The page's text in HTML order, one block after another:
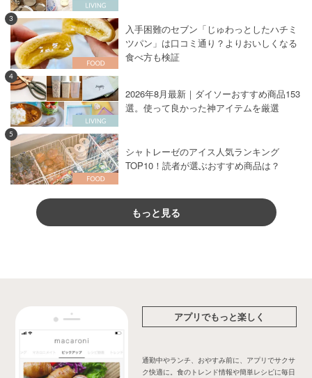
3
入手困難のセブン「じゅわっとしたハチミ
ツパン」は口コミ通り？よりおいしくなる
食べ方も検証
4
2026年8月最新｜ダイソーおすすめ商品153
選。使って良かった神アイテムを厳選
5
シャトレーゼのアイス人気ランキング
TOP10！読者が選ぶおすすめ商品は？
もっと見る
アプリでもっと楽しく
通勤中やランチ、おやすみ前に、アプリでサクサ
ク快適に。食のトレンド情報や簡単レシピに毎日